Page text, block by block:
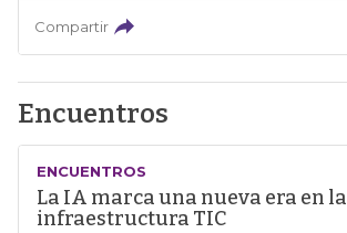
Compartir
Encuentros
ENCUENTROS
La IA marca una nueva era en la
infraestructura TIC